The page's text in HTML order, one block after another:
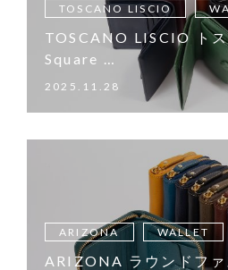
TOSCANO LISCIO
TOSCANO LISCIO ト
Square …
2025.11.28
ARIZONA WALLET
ARIZONA ラウンドファ